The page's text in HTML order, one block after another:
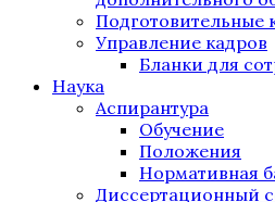
Подготовительные
Управление кадров
Бланки для
Наука
Аспирантура
Обучение
Положения
Нормативная
Диссертационный